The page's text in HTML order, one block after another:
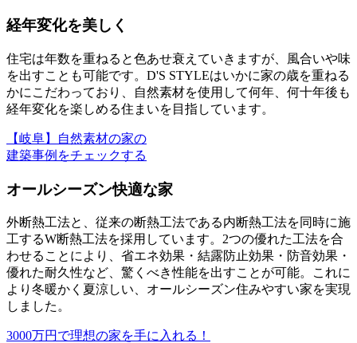
経年変化を美しく
住宅は年数を重ねると色あせ衰えていきますが、風合いや味
を出すことも可能です。D'S STYLEはいかに家の歳を重ねる
かにこだわっており、
自然素材を使用して何年、何十年後も
経年変化を楽しめる住まいを目指しています。
【岐阜】自然素材の家の
建築事例をチェックする
オールシーズン快適な家
外断熱工法と、従来の断熱工法である内断熱工法を同時に施
工するW断熱工法を採用しています。2つの優れた工法を合
わせることにより、 省エネ効果・結露防止効果・防音効果・
優れた耐久性など、驚くべき性能を出すことが可能。これに
より冬暖かく夏涼しい、オールシーズン住みやすい家を実現
しました。
3000万円で理想の家を手に入れる！